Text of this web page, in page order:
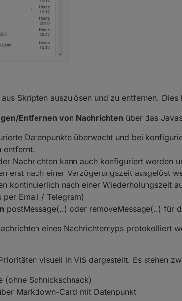
Skripten auszulösen und zu entfernen.
Entfernen von Nachrichten über das
Datenpunkte überwacht und bei
entfernt.
Nachrichten kann auch konfiguriert werden
erst nach einer Verzögerungszeit ausgelöst
kontinuierlich nach einer Wiederholungszeit
per Email / Telegram)
postMessage(..) oder removeMessage(..) für
eines Nachrichtentyps protokolliert
visuell in VIS dargestellt. Es stehen
(ohne Schnickschnack)
Markdown-Card mit Datenpunkt